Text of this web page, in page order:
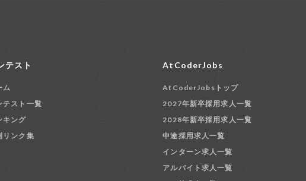
テスト
ム
テスト一覧
キング
リンク集
AtCoderJobs
AtCoderJobsトップ
2027年新卒採用求人一覧
2028年新卒採用求人一覧
中途採用求人一覧
インターン求人一覧
アルバイト求人一覧